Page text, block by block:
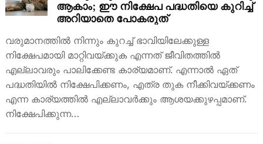
ആകാം; ഈ നിക്ഷേപ പദ്ധതിയെ കുറിച്ച്
അറിയാതെ പോകരുത്
വരുമാനത്തിൽ നിന്നും കുറച്ച് ഭാവിയിലേക്കുള്ള
നിക്ഷേപമായി മാറ്റിവയ്ക്കുക എന്നത് ജീവിതത്തിൽ
എല്ലാവരും പാലിക്കേണ്ട കാര്യമാണ്. എന്നാൽ ഏത്
പദ്ധതിയിൽ നിക്ഷേപിക്കണം, എത്ര തുക നീക്കിവയ്ക്കണം
എന്ന കാര്യത്തിൽ എല്ലാവർക്കും ആശയക്കുഴപ്പമാണ്.
നിക്ഷേപിക്കുന്ന…